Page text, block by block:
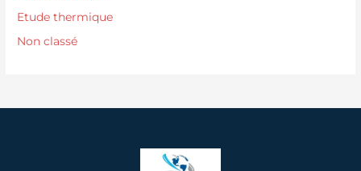
Etude thermique
Non classé